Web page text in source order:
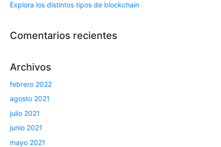
Explora los distintos tipos de blockchain
Comentarios recientes
Archivos
febrero 2022
agosto 2021
julio 2021
junio 2021
mayo 2021